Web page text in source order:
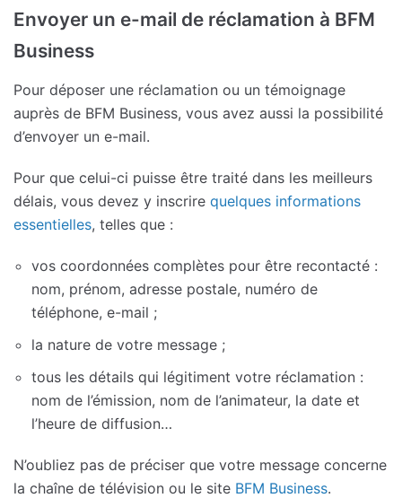
Envoyer un e-mail de réclamation à BFM
Business
Pour déposer une réclamation ou un témoignage
auprès de BFM Business, vous avez aussi la possibilité
d’envoyer un e-mail.
Pour que celui-ci puisse être traité dans les meilleurs
délais, vous devez y inscrire quelques informations
essentielles, telles que :
vos coordonnées complètes pour être recontacté :
nom, prénom, adresse postale, numéro de
téléphone, e-mail ;
la nature de votre message ;
tous les détails qui légitiment votre réclamation :
nom de l’émission, nom de l’animateur, la date et
l’heure de diffusion…
N’oubliez pas de préciser que votre message concerne
la chaîne de télévision ou le site BFM Business.